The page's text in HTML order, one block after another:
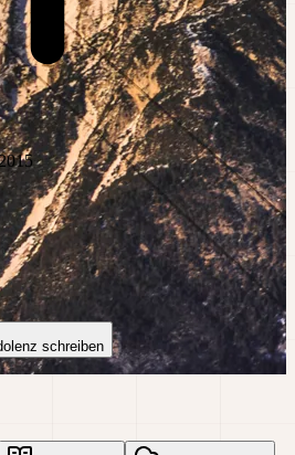
schreiben